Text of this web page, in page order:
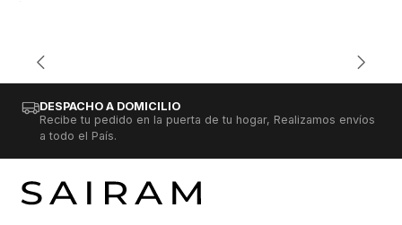
DESPACHO A DOMICILIO
Recibe tu pedido en la puerta de tu hogar, Realizamos envíos
a todo el País.